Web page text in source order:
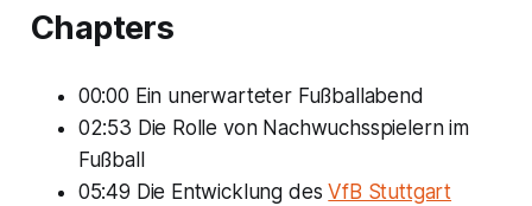
Chapters
00:00 Ein unerwarteter Fußballabend
02:53 Die Rolle von Nachwuchsspielern im
Fußball
05:49 Die Entwicklung desVfB Stuttgart